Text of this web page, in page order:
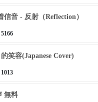
信音 - 反射（Reflection）
5166
笑容(Japanese Cover)
1013
無料